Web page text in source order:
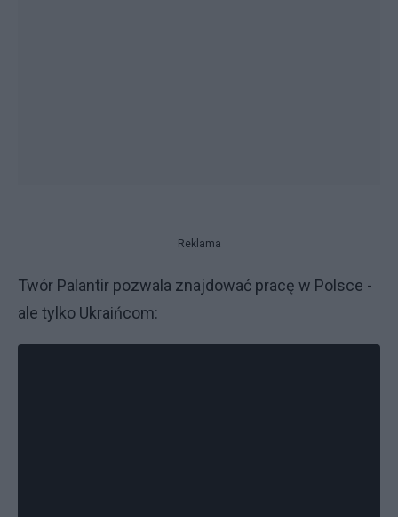
Reklama
Twór Palantir pozwala znajdować pracę w Polsce -
ale tylko Ukraińcom: